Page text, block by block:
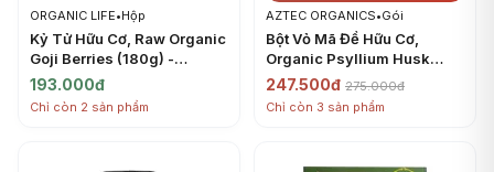
ORGANIC LIFE•Hộp
Kỷ Tử Hữu Cơ, Raw Organic
Goji Berries (180g) -
ORGANIC LIFE
193.000đ
Chỉ còn 2 sản phẩm
AZTEC ORGANICS•Gói
Bột Vỏ Mã Đề Hữu Cơ,
Organic Psyllium Husk
Powder (150g) - AZTEC
ORGANICS
247.500đ 275.000đ
Chỉ còn 3 sản phẩm